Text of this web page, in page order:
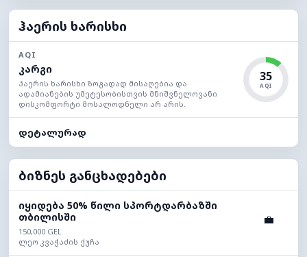
ჰაერის ხარისხი
AQI
კარგი
ჰაერის ხარისხი ზოგადად მისაღებია და
ადამიანების უმეტესობისთვის მნიშვნელოვანი
დისკომფორტი მოსალოდნელი არ არის.
35
AQI
დეტალურად
ბიზნეს განცხადებები
იყიდება 50% წილი სპორტდარბაზში
თბილისში
150,000 GEL
ლეო კვაჭაძის ქუჩა
💼